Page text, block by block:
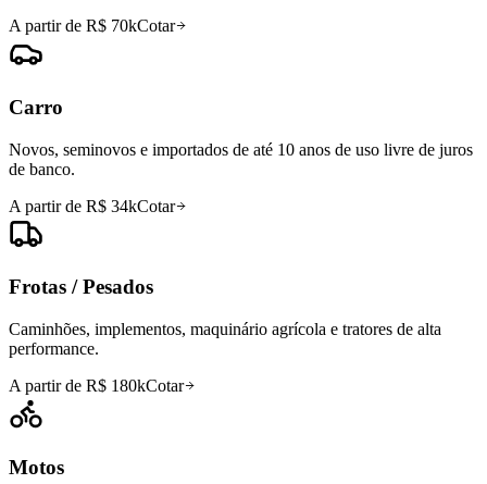
A partir de R$ 70kCotar
Carro
Novos, seminovos e importados de até 10 anos de uso livre de juros
de banco.
A partir de R$ 34kCotar
Frotas / Pesados
Caminhões, implementos, maquinário agrícola e tratores de alta
performance.
A partir de R$ 180kCotar
Motos